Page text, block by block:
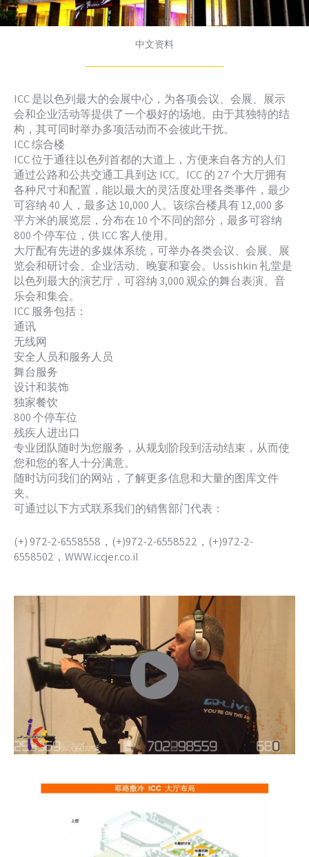
中文资料
ICC 是以色列最大的会展中心，为各项会议、会展、展示
会和企业活动等提供了一个极好的场地。由于其独特的结
构，其可同时举办多项活动而不会彼此干扰。
ICC 综合楼
ICC 位于通往以色列首都的大道上，方便来自各方的人们
通过公路和公共交通工具到达 ICC。ICC 的 27 个大厅拥有
各种尺寸和配置，能以最大的灵活度处理各类事件，最少
可容纳 40 人，最多达 10,000 人。该综合楼具有 12,000 多
平方米的展览层，分布在 10 个不同的部分，最多可容纳
800 个停车位，供 ICC 客人使用。
大厅配有先进的多媒体系统，可举办各类会议、会展、展
览会和研讨会、企业活动、晚宴和宴会。Ussishkin 礼堂是
以色列最大的演艺厅，可容纳 3,000 观众的舞台表演、音
乐会和集会。
ICC 服务包括：
通讯
无线网
安全人员和服务人员
舞台服务
设计和装饰
独家餐饮
800 个停车位
残疾人进出口
专业团队随时为您服务，从规划阶段到活动结束，从而使
您和您的客人十分满意。
随时访问我们的网站，了解更多信息和大量的图库文件
夹。
可通过以下方式联系我们的销售部门代表：
(+) 972-2-6558558，(+)972-2-6558522，(+)972-2-
6558502，WWW.iccjer.co.il